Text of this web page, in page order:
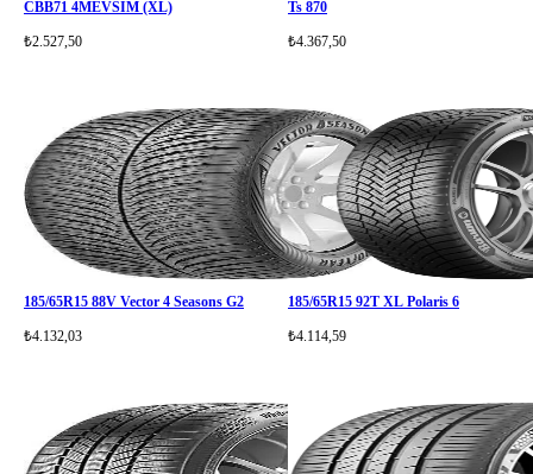
CBB71 4MEVSİM (XL)
₺2.527,50
Ts 870
₺4.367,50
185/65R15 88V Vector 4 Seasons G2
₺4.132,03
185/65R15 92T XL Polaris 6
₺4.114,59